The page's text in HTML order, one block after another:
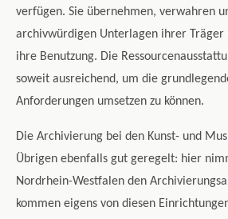
verfügen. Sie übernehmen, verwahren
archivwürdigen Unterlagen ihrer Träger
ihre Benutzung. Die
soweit ausreichend, um die
Anforderungen umsetzen zu können.
Die Archivierung bei den Kunst- und
Übrigen ebenfalls gut geregelt: hier
Nordrhein-Westfalen den
kommen eigens von diesen